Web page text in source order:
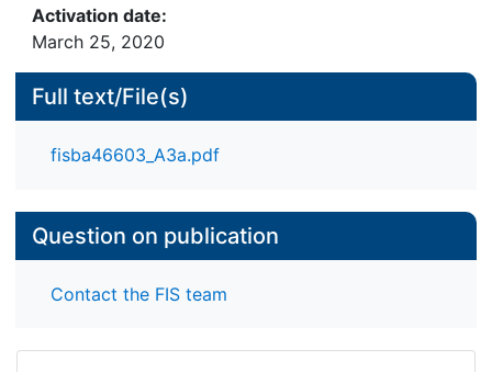
Activation date:
March 25, 2020
Full text/File(s)
fisba46603_A3a.pdf
Question on publication
Contact the FIS team